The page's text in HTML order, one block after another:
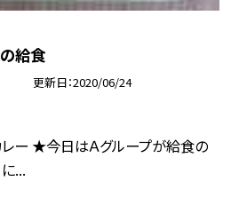
給食
更新日 2020/06/24
レー ★今日はＡグループが給食の
...